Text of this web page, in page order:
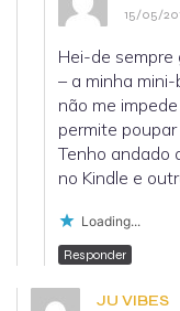
15/05/
Hei-de
– a minha
não me
permite
Tenho andado
no Kindle e
Loading...
Responder
JU VIBES